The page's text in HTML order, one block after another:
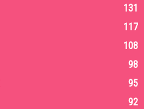
131
117
108
98
95
92